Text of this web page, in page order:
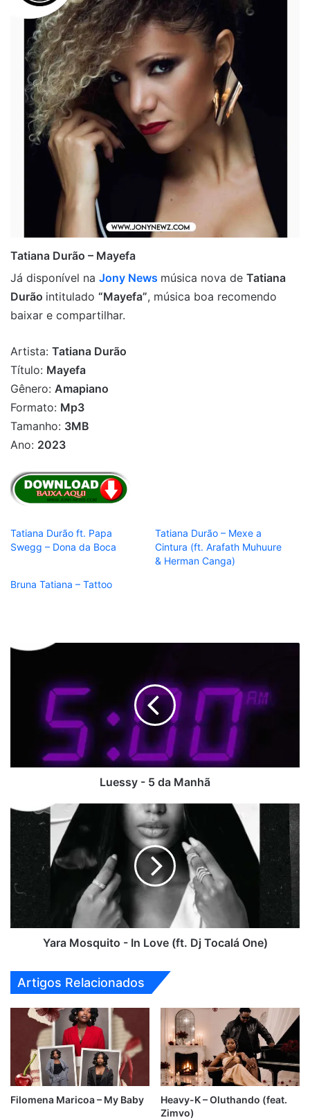
Tatiana Durão – Mayefa
Já disponível na Jony News música nova de Tatiana
Durão intitulado “Mayefa”, música boa recomendo
baixar e compartilhar.
Artista: Tatiana Durão
Título: Mayefa
Gênero: Amapiano
Formato: Mp3
Tamanho: 3MB
Ano: 2023
Tatiana Durão ft. Papa
Swegg – Dona da Boca
Tatiana Durão – Mexe a
Cintura (ft. Arafath Muhuure
& Herman Canga)
Bruna Tatiana – Tattoo
Luessy
Luessy - 5 da Manhã
Yara
Mosquito
Love
(ft.
Dj
Tocalá
One)
Yara Mosquito - In Love (ft. Dj Tocalá One)
Artigos Relacionados
Filomena Maricoa – My Baby
Heavy-K – Oluthando (feat.
Zimvo)